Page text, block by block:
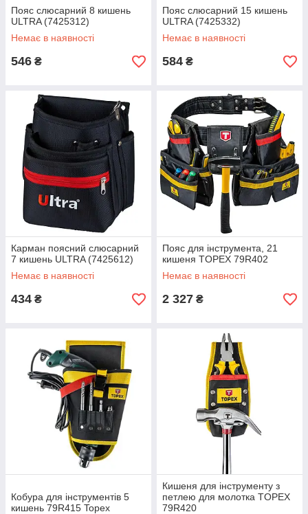
Пояс слюсарний 8 кишень
ULTRA (7425312)
Немає в наявності
546 ₴
Пояс слюсарний 15 кишень
ULTRA (7425332)
Немає в наявності
584 ₴
Карман поясний слюсарний
7 кишень ULTRA (7425612)
Немає в наявності
434 ₴
Пояс для інструмента, 21
кишеня TOPEX 79R402
Немає в наявності
2 327 ₴
Кобура для інструментів 5
кишень 79R415 Topex
Кишеня для інструменту з
петлею для молотка TOPEX
79R420